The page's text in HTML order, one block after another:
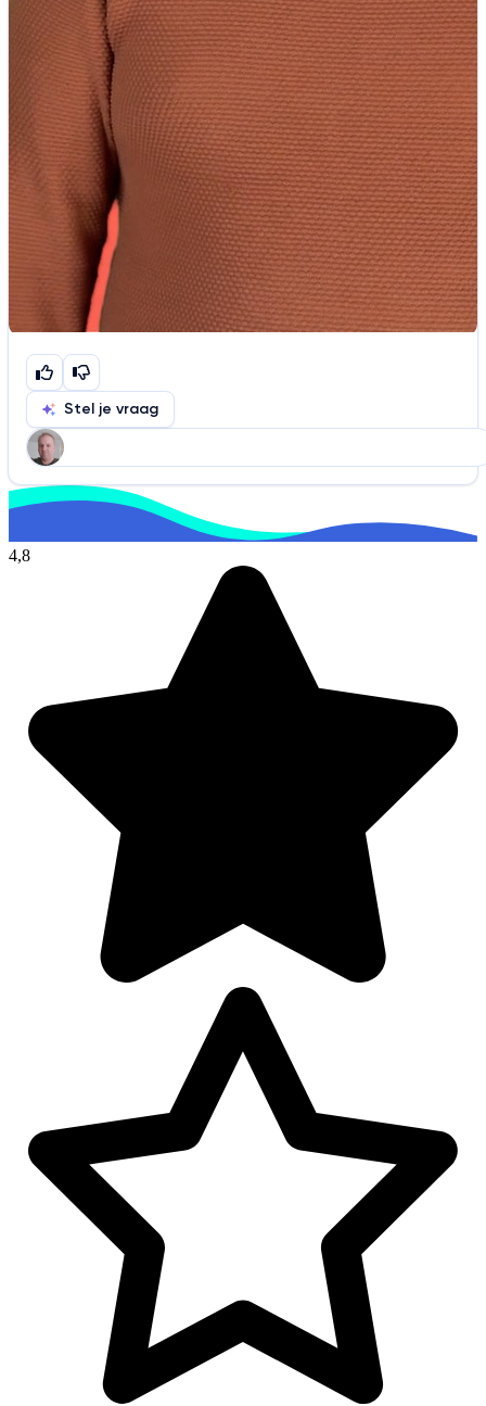
Stel je vraag
Help ons de video te verbeteren
De uitleg is onduidelijk
Er mist informatie
De docent is te langdradig
De uitleg gaat te langzaam
De uitleg gaat te snel
Afspelen werkte niet
Iets anders
4,8